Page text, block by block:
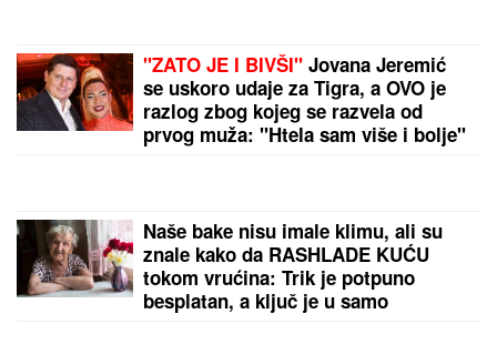
TEHERAN PODIGAO GLAS:Strane sile dalje od
regiona – imamo dokaze o napadima i sami ćemo
čuvati bezbednost